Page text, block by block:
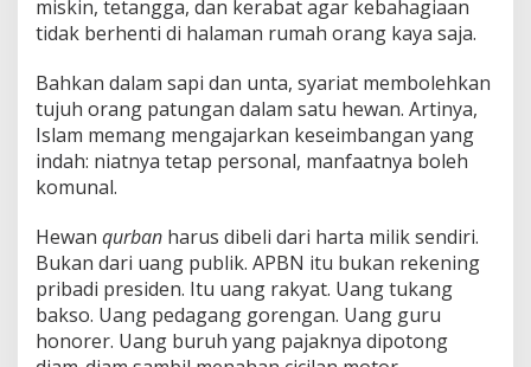
miskin, tetangga, dan kerabat agar kebahagiaan
tidak berhenti di halaman rumah orang kaya saja.
Bahkan dalam sapi dan unta, syariat membolehkan
tujuh orang patungan dalam satu hewan. Artinya,
Islam memang mengajarkan keseimbangan yang
indah: niatnya tetap personal, manfaatnya boleh
komunal.
Hewan qurban harus dibeli dari harta milik sendiri.
Bukan dari uang publik. APBN itu bukan rekening
pribadi presiden. Itu uang rakyat. Uang tukang
bakso. Uang pedagang gorengan. Uang guru
honorer. Uang buruh yang pajaknya dipotong